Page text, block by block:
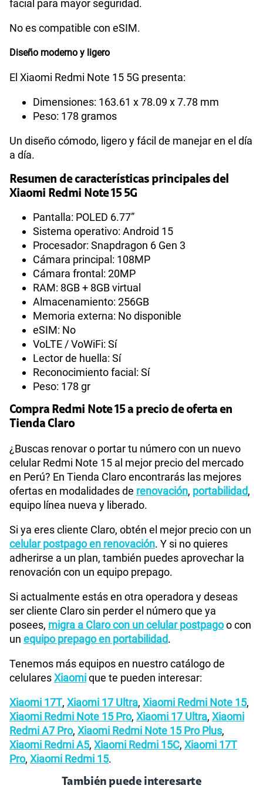
facial para mayor seguridad.
No es compatible con eSIM.
Diseño moderno y ligero
El Xiaomi Redmi Note 15 5G presenta:
Dimensiones: 163.61 x 78.09 x 7.78 mm
Peso: 178 gramos
Un diseño cómodo, ligero y fácil de manejar en el día
a día.
Resumen de características principales del
Xiaomi Redmi Note 15 5G
Pantalla: POLED 6.77”
Sistema operativo: Android 15
Procesador: Snapdragon 6 Gen 3
Cámara principal: 108MP
Cámara frontal: 20MP
RAM: 8GB + 8GB virtual
Almacenamiento: 256GB
Memoria externa: No disponible
eSIM: No
VoLTE / VoWiFi: Sí
Lector de huella: Sí
Reconocimiento facial: Sí
Peso: 178 gr
Compra Redmi Note 15 a precio de oferta en
Tienda Claro
¿Buscas renovar o portar tu número con un nuevo
celular Redmi Note 15 al mejor precio del mercado
en Perú? En Tienda Claro encontrarás las mejores
ofertas en modalidades de renovación, portabilidad,
equipo línea nueva y liberado.
Si ya eres cliente Claro, obtén el mejor precio con un
celular postpago en renovación. Y si no quieres
adherirse a un plan, también puedes aprovechar la
renovación con un equipo prepago.
Si actualmente estás en otra operadora y deseas
ser cliente Claro sin perder el número que ya
posees, migra a Claro con un celular postpagoo con
un equipo prepago en portabilidad.
Tenemos más equipos en nuestro catálogo de
celularesXiaomique te pueden interesar:
Xiaomi 17T, Xiaomi 17 Ultra, Xiaomi Redmi Note 15,
Xiaomi Redmi Note 15 Pro, Xiaomi 17 Ultra, Xiaomi
Redmi A7 Pro, Xiaomi Redmi Note 15 Pro Plus,
Xiaomi Redmi A5, Xiaomi Redmi 15C, Xiaomi 17T
Pro, Xiaomi Redmi 15.
También puede interesarte